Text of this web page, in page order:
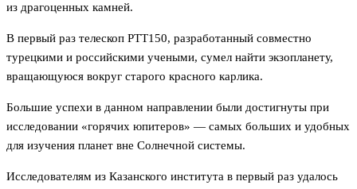
из драгоценных камней.
В первый раз телескоп РТТ150, разработанный совместно
турецкими и российскими учеными, сумел найти экзопланету,
вращающуюся вокруг старого красного карлика.
Большие успехи в данном направлении были достигнуты при
исследовании «горячих юпитеров» — самых больших и удобных
для изучения планет вне Солнечной системы.
Исследователям из Казанского института в первый раз удалось